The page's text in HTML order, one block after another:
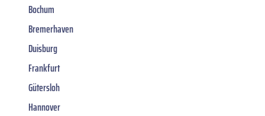
Bochum
Bremerhaven
Duisburg
Frankfurt
Gütersloh
Hannover